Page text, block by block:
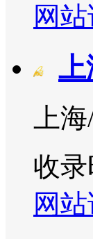
网
上
上
收录
网